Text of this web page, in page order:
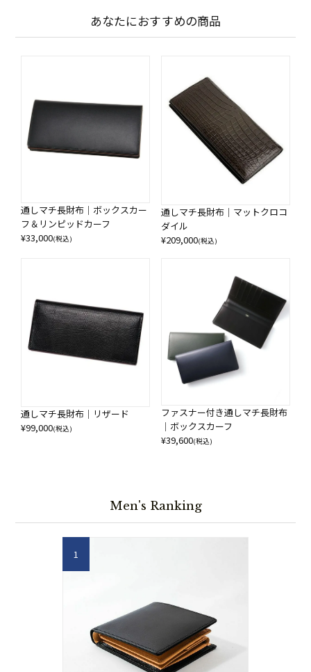
あなたにおすすめの商品
通しマチ長財布｜ボックスカー
フ＆リンピッドカーフ
¥33,000(税込)
通しマチ長財布｜マットクロコ
ダイル
¥209,000(税込)
通しマチ長財布｜リザード
¥99,000(税込)
ファスナー付き通しマチ長財布
｜ボックスカーフ
¥39,600(税込)
Men's Ranking
1